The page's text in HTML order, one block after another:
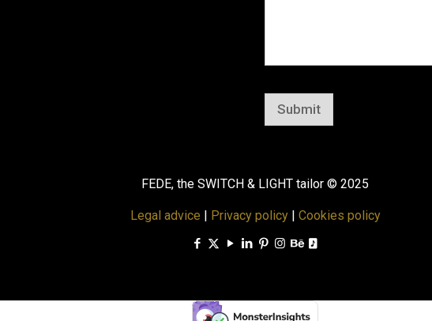
Submit
FEDE, the SWITCH & LIGHT tailor © 2025
Legal advice | Privacy policy| Cookies policy